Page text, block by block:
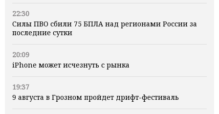
22:30
Силы ПВО сбили 75 БПЛА над регионами России за
последние сутки
20:09
iPhone может исчезнуть с рынка
19:37
9 августа в Грозном пройдет дрифт-фестиваль